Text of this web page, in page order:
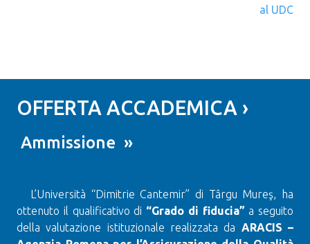
al UDC
OFFERTA ACCADEMICA ›
Ammissione »
L’Università “Dimitrie Cantemir” di Târgu Mureş, ha
ottenuto il qualificativo di “Grado di fiducia” a seguito
della valutazione istituzionale realizzata da ARACIS –